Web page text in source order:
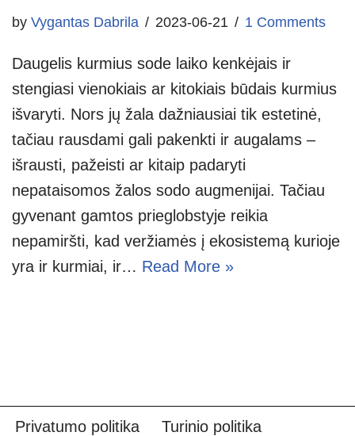
by Vygantas Dabrila 2023-06-21 1 Comments
Daugelis kurmius sode laiko kenkėjais ir
stengiasi vienokiais ar kitokiais būdais kurmius
išvaryti. Nors jų žala dažniausiai tik estetinė,
tačiau rausdami gali pakenkti ir augalams –
išrausti, pažeisti ar kitaip padaryti
nepataisomos žalos sodo augmenijai. Tačiau
gyvenant gamtos prieglobstyje reikia
nepamiršti, kad veržiamės į ekosistemą kurioje
yra ir kurmiai, ir… Read More »
Privatumo politika
Turinio politika